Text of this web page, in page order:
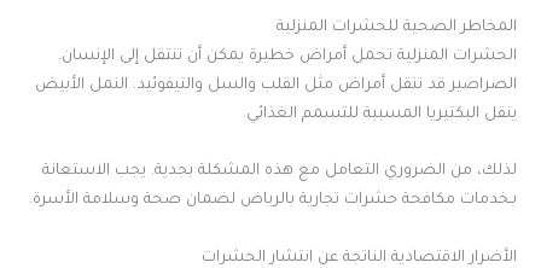
المخاطر الصحية للحشرات المنزلية
الحشرات المنزلية تحمل أمراض خطيرة يمكن أن تنتقل إلى الإنسان.
الصراصير قد تنقل أمراض مثل القلب والسل والتيفوئيد. النمل الأبيض
ينقل البكتيريا المسببة للتسمم الغذائي.
لذلك، من الضروري التعامل مع هذه المشكلة بجدية. يجب الاستعانة
بـخدمات مكافحة حشرات تجارية بالرياض لضمان صحة وسلامة الأسرة.
الأضرار الاقتصادية الناتجة عن انتشار الحشرات